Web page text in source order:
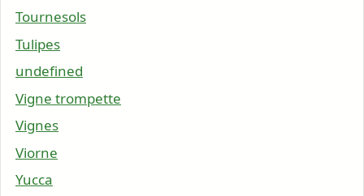
Tournesols
Tulipes
undefined
Vigne trompette
Vignes
Viorne
Yucca